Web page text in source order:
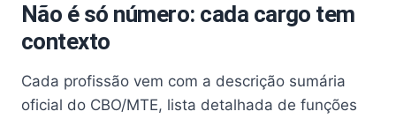
Não é só número: cada cargo tem
contexto
Cada profissão vem com a descrição sumária
oficial do CBO/MTE, lista detalhada de funções